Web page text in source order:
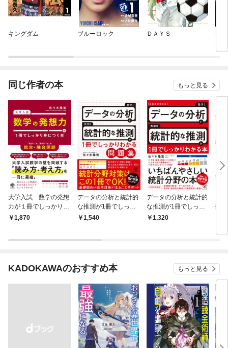
キングダム ブルーロック ＤＡＹＳ
同じ作者の本 もっと見る
大学入試 数学の発想
力が１冊でしっかり身
につく本
1,870
データの分析と統計的
な推測が1冊でしっか
りわかる問題集
1,540
データの分析と統計的
な推測が1冊でしっか
りわかる本
1,320
数学
KADOKAWAのおすすめ本 もっと見る